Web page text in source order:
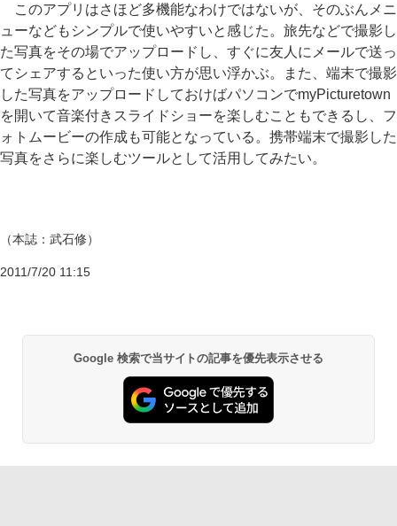
このアプリはさほど多機能なわけではないが、そのぶんメニ
ューなどもシンプルで使いやすいと感じた。旅先などで撮影し
た写真をその場でアップロードし、すぐに友人にメールで送っ
てシェアするといった使い方が思い浮かぶ。また、端末で撮影
した写真をアップロードしておけばパソコンでmyPicturetown
を開いて音楽付きスライドショーを楽しむこともできるし、フ
ォトムービーの作成も可能となっている。携帯端末で撮影した
写真をさらに楽しむツールとして活用してみたい。
（本誌：武石修）
2011/7/20 11:15
Google 検索で当サイトの記事を優先表示させる